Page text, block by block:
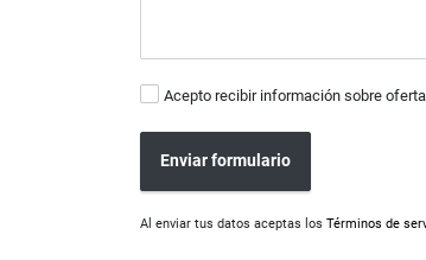
Acepto recibir información sobre
Enviar formulario
Al enviar tus datos aceptas losTérminos de